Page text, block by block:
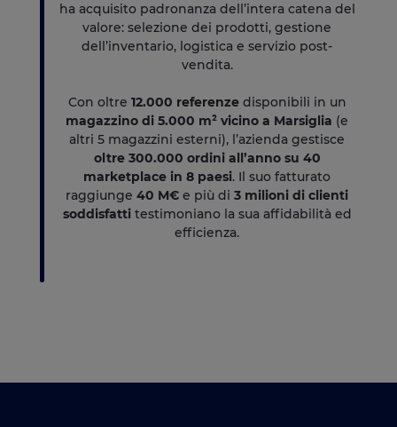
ha acquisito padronanza dell’intera catena del
valore: selezione dei prodotti, gestione
dell’inventario, logistica e servizio post-
vendita.
Con oltre 12.000 referenzedisponibili in un
magazzino di 5.000 m² vicino a Marsiglia (e
altri 5 magazzini esterni), l’azienda gestisce
oltre 300.000 ordini all’anno su 40
marketplace in 8 paesi. Il suo fatturato
raggiunge40 M€ e più di3 milioni di clienti
soddisfattitestimoniano la sua affidabilità ed
efficienza.